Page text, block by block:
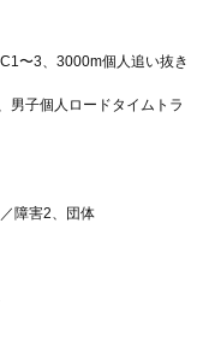
〜3、3000m個人追い抜き
男子個人ロードタイムトラ
障害2、団体